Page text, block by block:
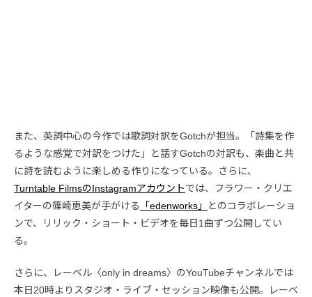
また、英詞中心の今作では歌詞対訳をGotchが担当。「詩集を作
るような感覚で対訳をつけた」と話すGotchの対訳も、楽曲と共
に詩を読むように楽しめる作りになっている。さらに、
Turntable FilmsのInstagramアカウントでは、フラワー・クリエ
イターの篠崎恵美が手がける
「edenworks」
とのコラボレーショ
ンで、リリック・ショート・ビデオを毎日1曲ずつ公開してい
る。
さらに、レーベル〈only in dreams〉のYouTubeチャンネルでは
本日20時よりスタジオ・ライブ・セッション映像も公開。レーベ